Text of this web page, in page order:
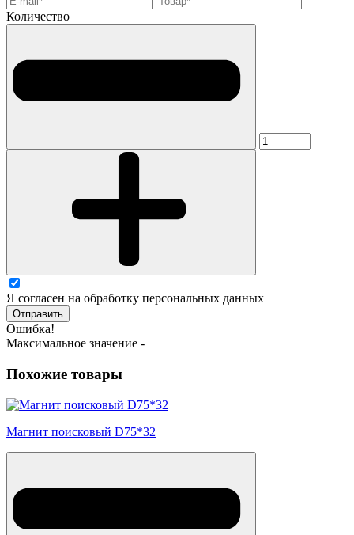
Количество
Я согласен на обработку персональных данных
Отправить
Ошибка!
Максимальное значение -
Похожие товары
Магнит поисковый D75*32